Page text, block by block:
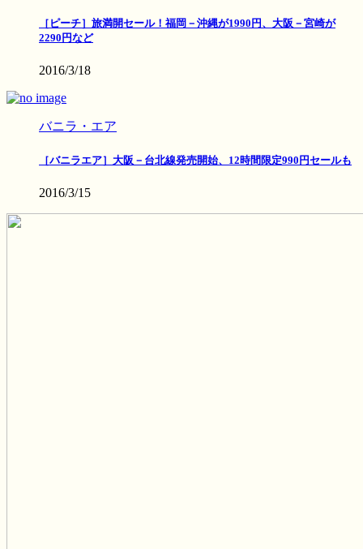
［ピーチ］旅満開セール！福岡－沖縄が1990円、大阪－宮崎が
2290円など
2016/3/18
バニラ・エア
［バニラエア］大阪－台北線発売開始、12時間限定990円セールも
2016/3/15